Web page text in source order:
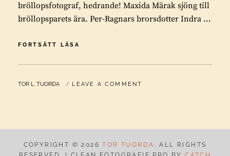
bröllopsfotograf, hedrande! Maxida Märak sjöng till
bröllopsparets ära. Per-Ragnars brorsdotter Indra …
FORTSÄTT LÄSA
KVIKKJOKK
BY
TOR L. TUORDA LEAVE A COMMENT
COPYRIGHT © 2026TOR TUORDA . ALL RIGHTS